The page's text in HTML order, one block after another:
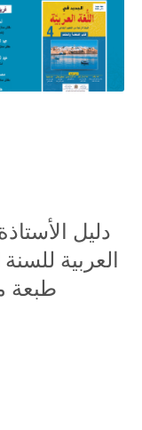
دليل
العربية
طبعة